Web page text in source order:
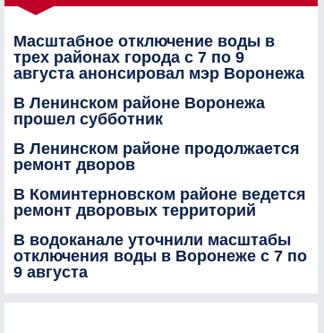
Масштабное отключение воды в
трех районах города с 7 по 9
августа анонсировал мэр Воронежа
В Ленинском районе Воронежа
прошел субботник
В Ленинском районе продолжается
ремонт дворов
В Коминтерновском районе ведется
ремонт дворовых территорий
В водоканале уточнили масштабы
отключения воды в Воронеже с 7 по
9 августа